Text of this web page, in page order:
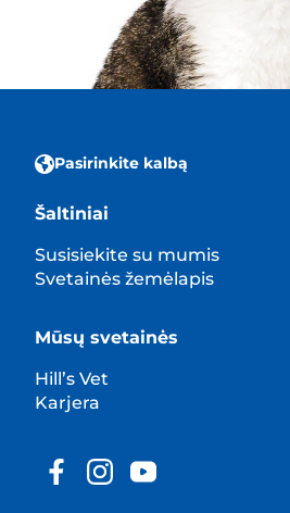
Pasirinkite kalbą
Šaltiniai
Susisiekite su mumis
Svetainės žemėlapis
Mūsų svetainės
Hill’s Vet
Karjera